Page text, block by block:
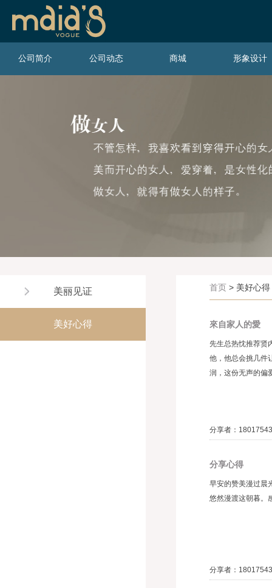
公司简介 公司动态 商城 形象设计
美丽见证
美好心得
首页 > 美好心得
來自家人的愛
先生总热忱推荐贤
他，他总会挑几件
润，这份无声的偏
分享者：
分享心得
早安的赞美漫过晨
悠然漫渡这朝暮。
分享者：